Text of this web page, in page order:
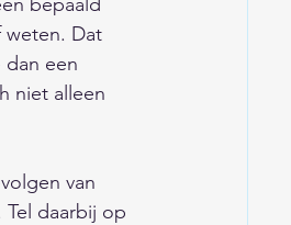
weten. Dat
een
niet alleen
van
daarbij op